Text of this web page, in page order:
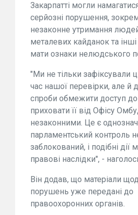
Закарпатті могли
серйозні порушення,
незаконне утримання
металевих кайданок та інші
мати ознаки нелюдського
"Ми не тільки зафіксували
час нашої перевірки, але й
спроби обмежити доступ до
приховати її від Офісу
незаконними. Це є
парламентський контроль
заблокований, і подібні дії
правові наслідки", -
Він додав, що матеріали
порушень уже передані до
правоохоронних органів.